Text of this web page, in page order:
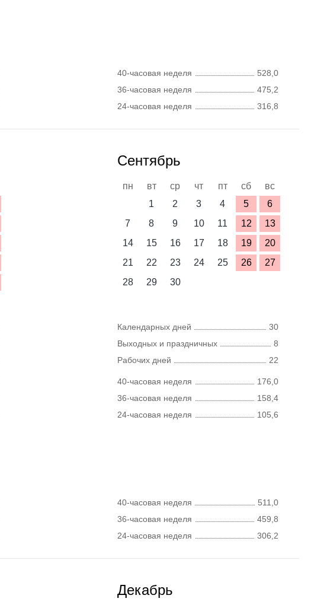
40-часовая неделя
528,0
36-часовая неделя
475,2
24-часовая неделя
316,8
Сентябрь
пн вт ср чт пт сб
вс
1
2 3 4 5
6
7
8 9 10 11 12
13
14
15 16 17 18 19
20
21
22 23 24 25 26
27
28
29 30
Календарных дней
30
Выходных и праздничных
8
Рабочих дней
22
40-часовая неделя
176,0
36-часовая неделя
158,4
24-часовая неделя
105,6
40-часовая неделя
511,0
36-часовая неделя
459,8
24-часовая неделя
306,2
Декабрь